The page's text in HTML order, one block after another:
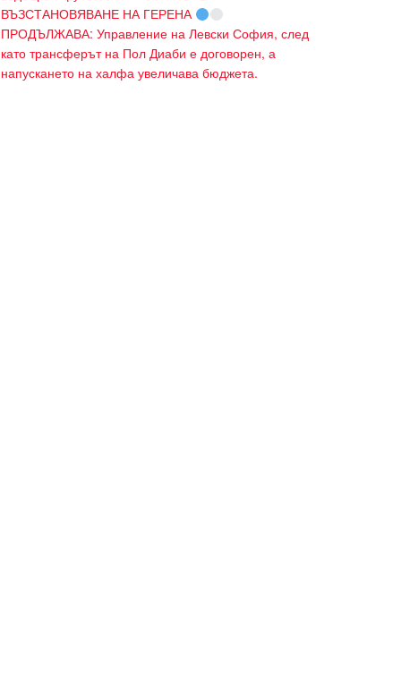
ВЪЗСТАНОВЯВАНЕ НА ГЕРЕНА
ПРОДЪЛЖАВА: Управление на Левски София, след
като трансферът на Пол Диаби е договорен, а
напускането на халфа увеличава бюджета.